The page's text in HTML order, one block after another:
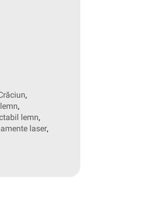
,
,
lemn,
laser,